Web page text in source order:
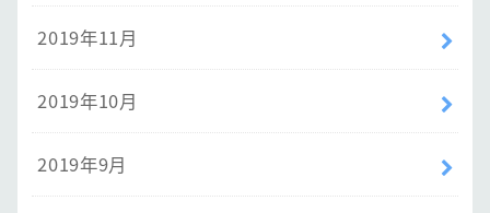
2019年11月
2019年10月
2019年9月